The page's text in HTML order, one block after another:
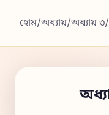
হোম/অধ্যায়/অধ্যায় ৩/